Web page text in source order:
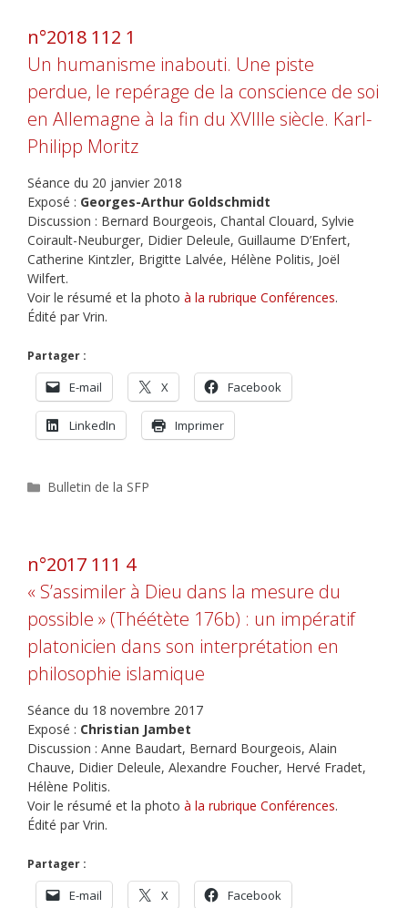
n°2018 112 1
Un humanisme inabouti. Une piste
perdue, le repérage de la conscience de soi
en Allemagne à la fin du XVIIIe siècle. Karl-
Philipp Moritz
Séance du 20 janvier 2018
Exposé : Georges-Arthur Goldschmidt
Discussion : Bernard Bourgeois, Chantal Clouard, Sylvie
Coirault-Neuburger, Didier Deleule, Guillaume D’Enfert,
Catherine Kintzler, Brigitte Lalvée, Hélène Politis, Joël
Wilfert.
Voir le résumé et la photo à la rubrique Conférences.
Édité par Vrin.
Partager :
E-mail X Facebook
LinkedIn Imprimer
Catégories
Bulletin de la SFP
n°2017 111 4
« S’assimiler à Dieu dans la mesure du
possible » (Théétète 176b) : un impératif
platonicien dans son interprétation en
philosophie islamique
Séance du 18 novembre 2017
Exposé : Christian Jambet
Discussion : Anne Baudart, Bernard Bourgeois, Alain
Chauve, Didier Deleule, Alexandre Foucher, Hervé Fradet,
Hélène Politis.
Voir le résumé et la photo à la rubrique Conférences.
Édité par Vrin.
Partager :
E-mail X Facebook